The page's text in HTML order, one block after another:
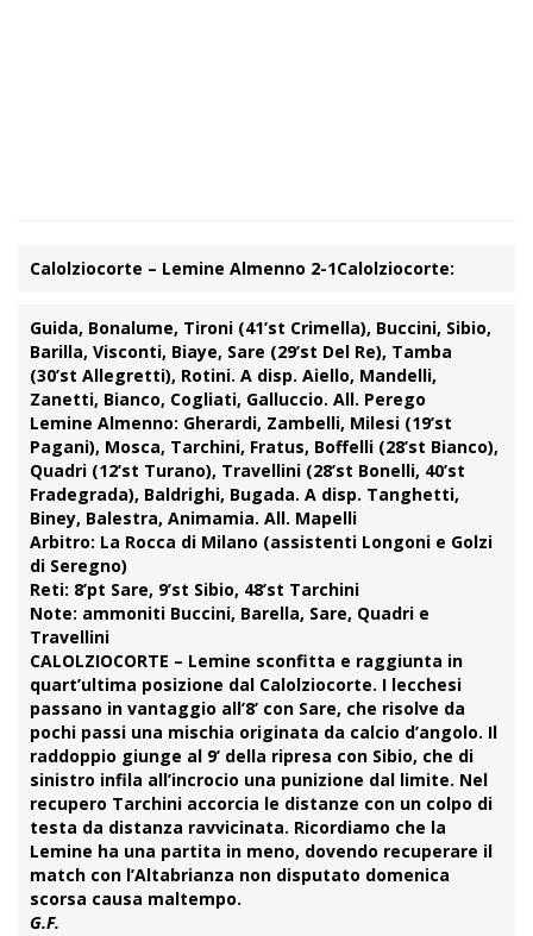
Calolziocorte – Lemine Almenno 2-1Calolziocorte:
Guida, Bonalume, Tironi (41’st Crimella), Buccini, Sibio,
Barilla, Visconti, Biaye, Sare (29’st Del Re), Tamba
(30’st Allegretti), Rotini. A disp. Aiello, Mandelli,
Zanetti, Bianco, Cogliati, Galluccio. All. Perego
Lemine Almenno: Gherardi, Zambelli, Milesi (19’st
Pagani), Mosca, Tarchini, Fratus, Boffelli (28’st Bianco),
Quadri (12’st Turano), Travellini (28’st Bonelli, 40’st
Fradegrada), Baldrighi, Bugada. A disp. Tanghetti,
Biney, Balestra, Animamia. All. Mapelli
Arbitro: La Rocca di Milano (assistenti Longoni e Golzi
di Seregno)
Reti: 8’pt Sare, 9’st Sibio, 48’st Tarchini
Note: ammoniti Buccini, Barella, Sare, Quadri e
Travellini
CALOLZIOCORTE – Lemine sconfitta e raggiunta in
quart’ultima posizione dal Calolziocorte. I lecchesi
passano in vantaggio all’8’ con Sare, che risolve da
pochi passi una mischia originata da calcio d’angolo. Il
raddoppio giunge al 9’ della ripresa con Sibio, che di
sinistro infila all’incrocio una punizione dal limite. Nel
recupero Tarchini accorcia le distanze con un colpo di
testa da distanza ravvicinata. Ricordiamo che la
Lemine ha una partita in meno, dovendo recuperare il
match con l’Altabrianza non disputato domenica
scorsa causa maltempo.
G.F.